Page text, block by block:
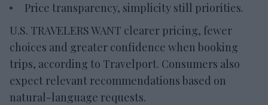
Price transparency, simplicity still priorities.
U.S. TRAVELERS WANT clearer pricing, fewer
choices and greater confidence when booking
trips, according to Travelport. Consumers also
expect relevant recommendations based on
natural-language requests.